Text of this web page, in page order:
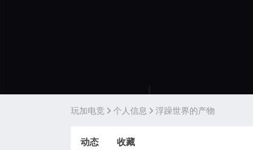
玩加电竞 个人信息 浮躁世界的产物
动态 收藏